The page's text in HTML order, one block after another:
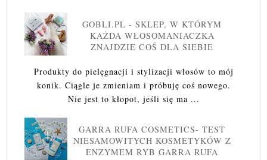
GOBLI.PL - SKLEP, W KTÓRYM
KAŻDA WŁOSOMANIACZKA
ZNAJDZIE COŚ DLA SIEBIE
Produkty do pielęgnacji i stylizacji włosów to mój
konik. Ciągle je zmieniam i próbuję coś nowego.
Nie jest to kłopot, jeśli się ma ...
GARRA RUFA COSMETICS- TEST
NIESAMOWITYCH KOSMETYKÓW Z
ENZYMEM RYB GARRA RUFA